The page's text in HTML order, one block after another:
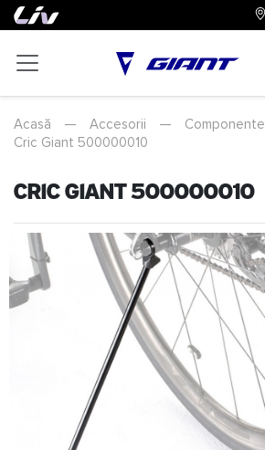
Acasă — Accesorii — Componente
Cric Giant 500000010
Cric Giant 500000010